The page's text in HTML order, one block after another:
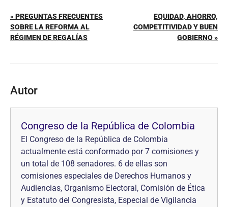
« PREGUNTAS FRECUENTES
SOBRE LA REFORMA AL
RÉGIMEN DE REGALÍAS
EQUIDAD, AHORRO,
COMPETITIVIDAD Y BUEN
GOBIERNO »
Autor
Congreso de la República de Colombia
El Congreso de la República de Colombia
actualmente está conformado por 7 comisiones y
un total de 108 senadores. 6 de ellas son
comisiones especiales de Derechos Humanos y
Audiencias, Organismo Electoral, Comisión de Ética
y Estatuto del Congresista, Especial de Vigilancia